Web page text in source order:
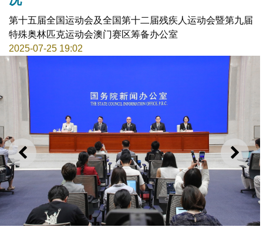
第十五届全国运动会及全国第十二届残疾人运动会暨第九届
特殊奥林匹克运动会澳门赛区筹备办公室
2025-07-25 19:02
上一则 下一